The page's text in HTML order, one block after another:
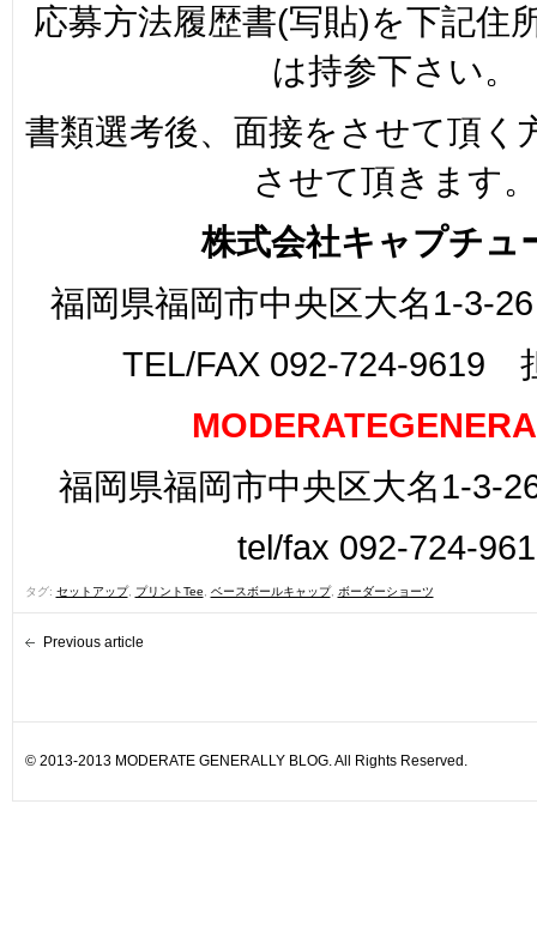
応募方法履歴書(写貼)を下記住
は持参下さい。
書類選考後、面接をさせて頂く
させて頂きます。
株式会社キャプチュ
福岡県福岡市中央区大名1-3-
TEL/FAX 092-724-9619
福岡県福岡市中央区大名1-3-
tel/fax 092-724-
タグ: セットアップ, プリントTee ベースボールキャップ, ボーダーショーツ
Previous article
© 2013-2013 MODERATE GENERALLY BLOG. All Rights Reserved.